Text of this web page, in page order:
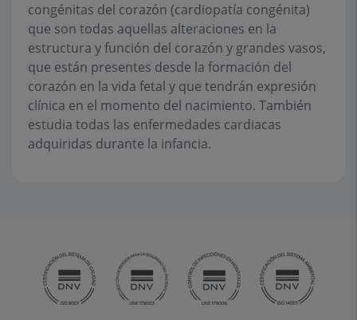
congénitas del corazón (cardiopatía congénita)
que son todas aquellas alteraciones en la
estructura y función del corazón y grandes vasos,
que están presentes desde la formación del
corazón en la vida fetal y que tendrán expresión
clínica en el momento del nacimiento. También
estudia todas las enfermedades cardiacas
adquiridas durante la infancia.